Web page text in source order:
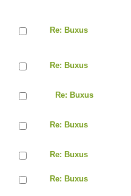
Re: Buxus
Re: Buxus
Re: Buxus
Re: Buxus
Re: Buxus
Re: Buxus